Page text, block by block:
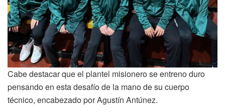
Cabe destacar que el plantel misionero se entreno duro
pensando en esta desafío de la mano de su cuerpo
técnico, encabezado por Agustín Antúnez.